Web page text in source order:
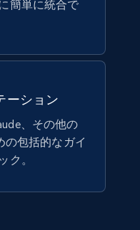
Reviews
Category, and
今すぐ購入
簡単に統合で
ーション
、その他の
の包括的なガイ
ク。